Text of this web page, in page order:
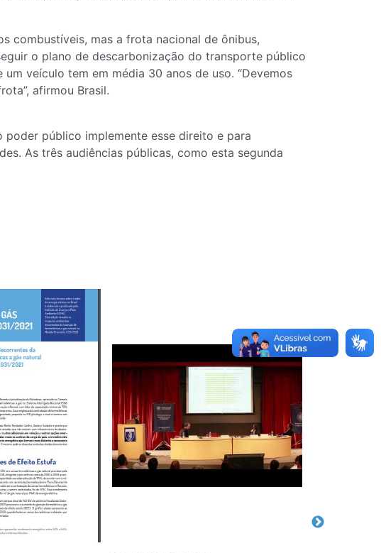
combustíveis, mas a frota nacional de ônibus,
o plano de descarbonização do transporte público
veículo tem em média 30 anos de uso. “Devemos
afirmou Brasil.
público implemente esse direito e para
As três audiências públicas, como esta segunda